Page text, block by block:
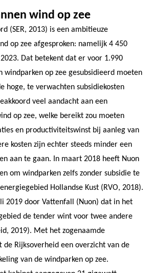
wind op zee
(SER, 2013) is een ambitieuze
op zee afgesproken: namelijk 4 450
Dat betekent dat er voor 1.990
windparken op zee gesubsidieerd moeten
hoge, te verwachten subsidiekosten
veel aandacht aan een
op zee, welke bereikt zou moeten
en productiviteitswinst bij aanleg van
kosten zijn echter steeds minder een
aan te gaan. In maart 2018 heeft Nuon
om windparken zelfs zonder subsidie te
Hollandse Kust (RVO, 2018).
2019 door Vattenfall (Nuon) dat in het
de tender wint voor twee andere
2019). Met het zogenaamde
de Rijksoverheid een overzicht van de
van de windparken op zee.